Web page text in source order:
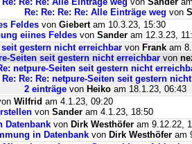
Re: Re: Re: Re: Alle Einträge weg von
Feldes von Giebertam 10.3.23, 15:30
eiines Feldes von Sander am 12.3.23,
gestern nicht erreichbar von Frank am
Seiten seit gestern nicht erreichbar von
netpure-Seiten seit gestern nicht
Re: Re: Re: netpure-Seiten seit gestern
2 einträge von Heiko am 18.1.23, 06:43
Wilfrid am 4.1.23, 09:20
von Sander am 4.1.23, 18:50
Datenbank von Dirk Westhöfer am 9.12.22,
in Datenbank von Dirk Westhöfer am